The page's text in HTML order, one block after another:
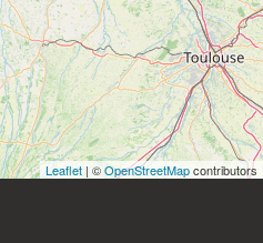
Leaflet | ©OpenStreetMapcontributors